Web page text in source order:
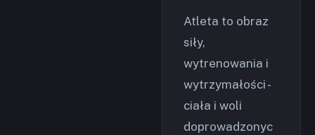
Atleta to obraz
siły,
wytrenowania i
wytrzymałości -
ciała i woli
doprowadzonyc